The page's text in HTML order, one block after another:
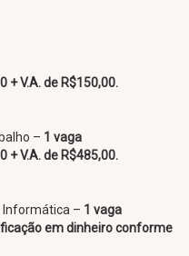
+ V.A. de R$150,00.
– 1 vaga
+ V.A. de R$485,00.
Informática – 1 vaga
em dinheiro conforme